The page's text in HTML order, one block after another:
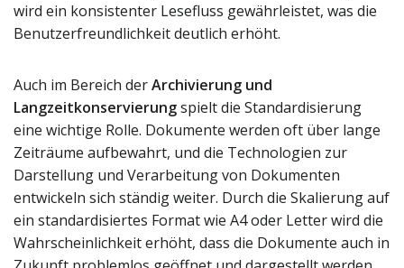
wird ein konsistenter Lesefluss gewährleistet, was die
Benutzerfreundlichkeit deutlich erhöht.
Auch im Bereich derArchivierung und
Langzeitkonservierungspielt die Standardisierung
eine wichtige Rolle. Dokumente werden oft über lange
Zeiträume aufbewahrt, und die Technologien zur
Darstellung und Verarbeitung von Dokumenten
entwickeln sich ständig weiter. Durch die Skalierung auf
ein standardisiertes Format wie A4 oder Letter wird die
Wahrscheinlichkeit erhöht, dass die Dokumente auch in